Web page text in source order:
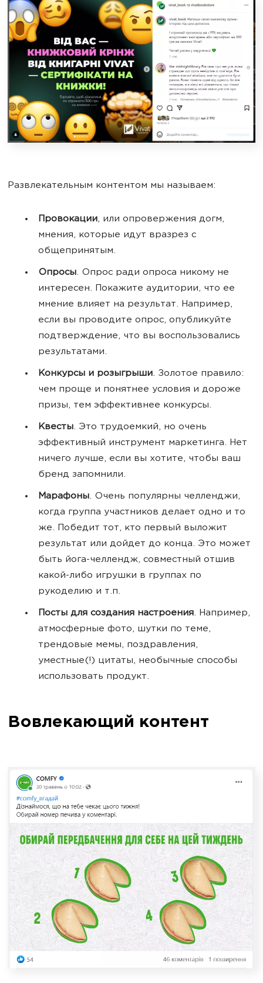
Развлекательным контентом мы называем:
Провокации, или опровержения догм,
мнения, которые идут вразрез с
общепринятым.
Опросы. Опрос ради опроса никому не
интересен. Покажите аудитории, что ее
мнение влияет на результат. Например,
если вы проводите опрос, опубликуйте
подтверждение, что вы воспользовались
результатами.
Конкурсы и розыгрыши. Золотое правило:
чем проще и понятнее условия и дороже
призы, тем эффективнее конкурсы.
Квесты. Это трудоемкий, но очень
эффективный инструмент маркетинга. Нет
ничего лучше, если вы хотите, чтобы ваш
бренд запомнили.
Марафоны. Очень популярны челленджи,
когда группа участников делает одно и то
же. Победит тот, кто первый выложит
результат или дойдет до конца. Это может
быть йога-челлендж, совместный отшив
какой-либо игрушки в группах по
рукоделию и т.п.
Посты для создания настроения. Например,
атмосферные фото, шутки по теме,
трендовые мемы, поздравления,
уместные(!) цитаты, необычные способы
использовать продукт.
Вовлекающий контент